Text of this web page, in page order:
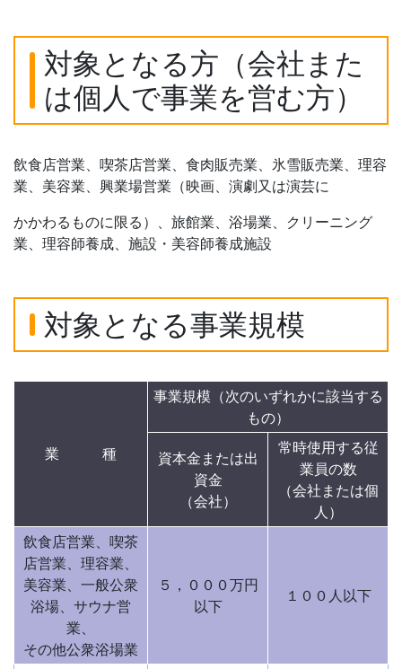
対象となる方（会社また
は個人で事業を営む方）
飲食店営業、喫茶店営業、食肉販売業、氷雪販売業、理容
業、美容業、興業場営業（映画、演劇又は演芸に
かかわるものに限る）、旅館業、浴場業、クリーニング
業、理容師養成、施設・美容師養成施設
対象となる事業規模
業 種
事業規模（次のいずれかに該当する
もの）
資本金または出
資金
（会社）
常時使用する従
業員の数
（会社または個
人）
飲食店営業、喫茶
店営業、理容業、
美容業、一般公衆
浴場、サウナ営
業、
その他公衆浴場業
５，０００万円
以下
１００人以下